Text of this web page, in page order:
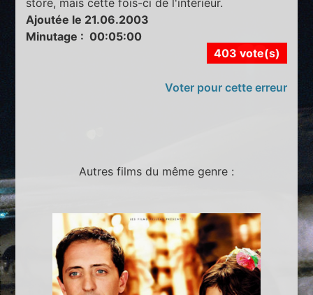
Ajoutée le 21.06.2003
Minutage : 00:05:00
403 vote(s)
Voter pour cette erreur
Autres films du même genre :